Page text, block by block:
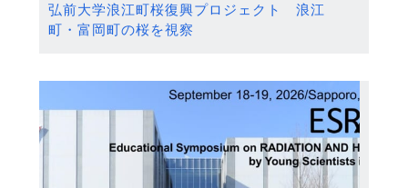
弘前大学浪江町桜復興プロジェクト 浪江
町・富岡町の桜を視察